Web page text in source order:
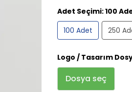
Adet Seçimi:100
100 Adet
250
Logo / Tasarım
Dosya seç